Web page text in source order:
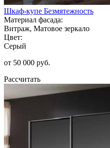
Шкаф-купе Безмятежность
Материал фасада:
Витраж, Матовое зеркало
Цвет:
Серый
от 50 000 руб.
Рассчитать